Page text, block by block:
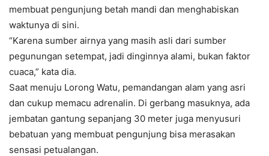
membuat pengunjung betah mandi dan menghabiskan
waktunya di sini.
“Karena sumber airnya yang masih asli dari sumber
pegunungan setempat, jadi dinginnya alami, bukan faktor
cuaca,” kata dia.
Saat menuju Lorong Watu, pemandangan alam yang asri
dan cukup memacu adrenalin. Di gerbang masuknya, ada
jembatan gantung sepanjang 30 meter juga menyusuri
bebatuan yang membuat pengunjung bisa merasakan
sensasi petualangan.